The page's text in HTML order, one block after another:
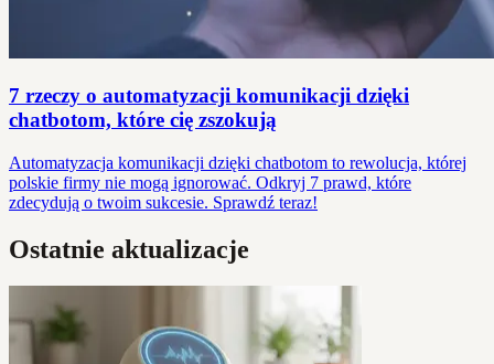
7 rzeczy o automatyzacji komunikacji dzięki
chatbotom, które cię zszokują
Automatyzacja komunikacji dzięki chatbotom to rewolucja, której
polskie firmy nie mogą ignorować. Odkryj 7 prawd, które
zdecydują o twoim sukcesie. Sprawdź teraz!
Ostatnie aktualizacje